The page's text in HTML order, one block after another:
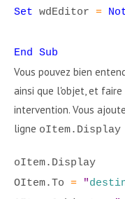
Set wdEditor =
End Sub
Vous pouvez bien
ainsi que l'objet, et
intervention. Vous
ligne
oItem.Display
OItem.To = "